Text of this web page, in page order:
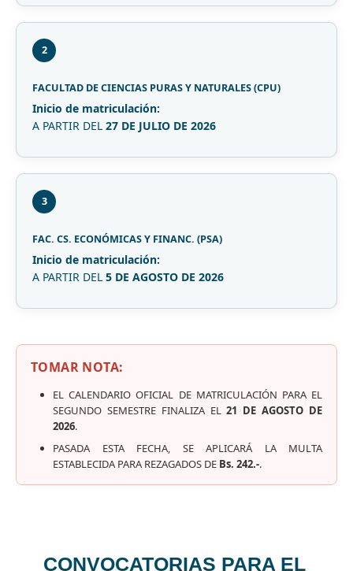
2
FACULTAD DE CIENCIAS PURAS Y NATURALES (CPU)
Inicio de matriculación:
A PARTIR DEL 27 DE JULIO DE 2026
3
FAC. CS. ECONÓMICAS Y FINANC. (PSA)
Inicio de matriculación:
A PARTIR DEL 5 DE AGOSTO DE 2026
TOMAR NOTA:
EL CALENDARIO OFICIAL DE MATRICULACIÓN PARA EL
SEGUNDO SEMESTRE FINALIZA EL21 DE AGOSTO DE
2026.
PASADA ESTA FECHA, SE APLICARÁ LA MULTA
ESTABLECIDA PARA REZAGADOS DE Bs. 242.-.
CONVOCATORIAS PARA EL